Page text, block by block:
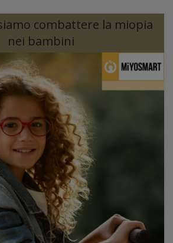
combattere la miopia
nei bambini